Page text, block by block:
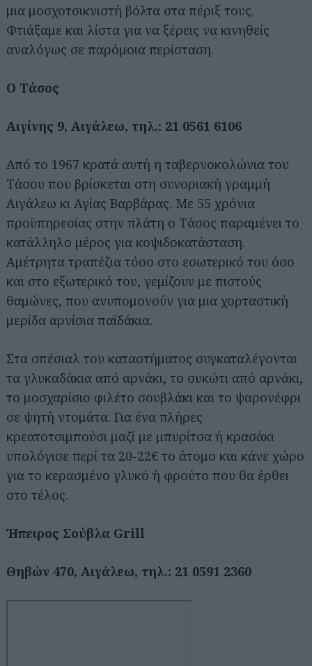
μια μοσχοτσικνιστή βόλτα στα πέριξ τους.
Φτιάξαμε και λίστα για να ξέρεις να κινηθείς
αναλόγως σε παρόμοια περίσταση.
Ο Τάσος
Αιγίνης 9, Αιγάλεω, τηλ.: 21 0561 6106
Από το 1967 κρατά αυτή η ταβερνοκολώνια του
Τάσου που βρίσκεται στη συνοριακή γραμμή
Αιγάλεω κι Αγίας Βαρβάρας. Με 55 χρόνια
προϋπηρεσίας στην πλάτη ο Τάσος παραμένει το
κατάλληλο μέρος για κοψιδοκατάσταση.
Αμέτρητα τραπέζια τόσο στο εσωτερικό του όσο
και στο εξωτερικό του, γεμίζουν με πιστούς
θαμώνες, που ανυπομονούν για μια χορταστική
μερίδα αρνίσια παϊδάκια.
Στα σπέσιαλ του καταστήματος συγκαταλέγονται
τα γλυκαδάκια από αρνάκι, το συκώτι από αρνάκι,
το μοσχαρίσιο φιλέτο σουβλάκι και το ψαρονέφρι
σε ψητή ντομάτα. Για ένα πλήρες
κρεατοτσιμπούσι μαζί με μπυρίτσα ή κρασάκι
υπολόγισε περί τα 20-22€ το άτομο και κάνε χώρο
για το κερασμένο γλυκό ή φρούτο που θα έρθει
στο τέλος.
Ήπειρος Σούβλα Grill
Θηβών 470, Αιγάλεω, τηλ.: 21 0591 2360